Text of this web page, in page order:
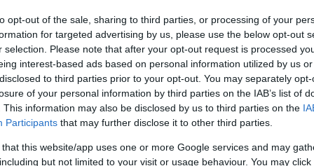
opt-out of the sale, sharing to third parties, or processing of your
for targeted advertising by us, please use the below opt-out
selection. Please note that after your opt-out request is processed
interest-based ads based on personal information utilized by us
to third parties prior to your opt-out. You may separately
of your personal information by third parties on the IAB’s list of
This information may also be disclosed by us to third parties on the
Participants that may further disclose it to other third parties.
that this website/app uses one or more Google services and may
but not limited to your visit or usage behaviour. You may
A feszültség
35 év múltán
A
Holy
ebből az
lemezt.
Moses a
mekkora
a zenéjük
hogy azt
betenni az edzésprogramba, hogy a nem
elindulok egy-egy hosszabb tekerésre. Ez
félmaratont fogok futni. A
miatt csak két
a szokásosnál rövidebb
Ezen a héten már többet
eredeti edzéstervre. A
kezd normálissá válni